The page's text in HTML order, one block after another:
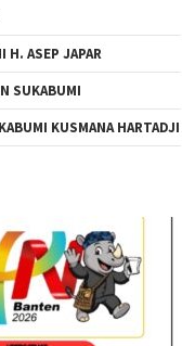
H. ASEP JAPAR
SUKABUMI
KUSMANA HARTADJI